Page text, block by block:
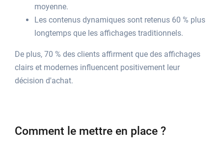
moyenne.
Les contenus dynamiques sont retenus 60 % plus
longtemps que les affichages traditionnels.
De plus, 70 % des clients affirment que des affichages
clairs et modernes influencent positivement leur
décision d'achat.
Comment le mettre en place ?